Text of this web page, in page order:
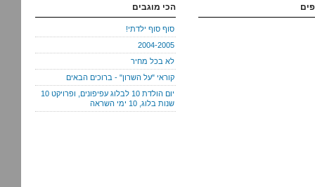
הכי מוגבים
סוף סוף ילדתי!
2004-2005
לא בכל מחיר
קוראי "על השרון" - ברוכים הבאים
יום הולדת 10 לבלוג עפיפונים, ופרויקט 10
שנות בלוג, 10 ימי השראה